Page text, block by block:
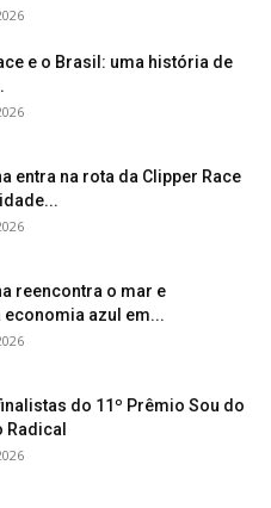
e o Brasil: uma história de
entra na rota da Clipper Race
reencontra o mar e
azul em...
do 11º Prêmio Sou do
Radical